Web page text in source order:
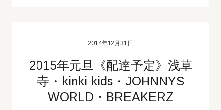
2014年12月31日
2015年元旦《配達予定》浅草
寺・kinki kids・JOHNNYS
WORLD・BREAKERZ